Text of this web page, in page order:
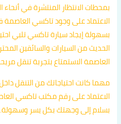
بمحطات الانتظار المنتشرة في
الاعتماد على وجود تاكسي
بسهولة إيجاد سيارة تاكسي تلبي
الحديث من السيارات والسائقين
العاصمة الاستمتاع بتجربة تنقل
مهما كانت احتياجاتك من التنقل
بسلام إلى وجهتك بكل يسر وسهولة.